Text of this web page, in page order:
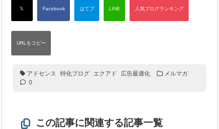
アドセンス 特化ブログ エクアド 広告最適化
メルマガ
0
この記事に関連する記事一覧